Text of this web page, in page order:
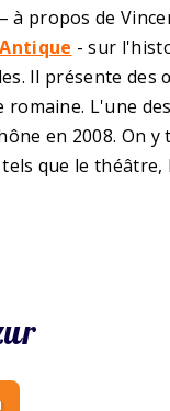
– à propos de
- sur
Il présente
L'une
en 2008. On
que le